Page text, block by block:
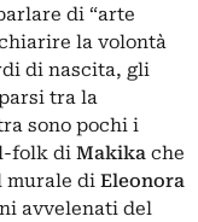
di “arte
la volontà
di nascita, gli
tra la
sono pochi i
folk di Makika che
murale di Eleonora
avvelenati del